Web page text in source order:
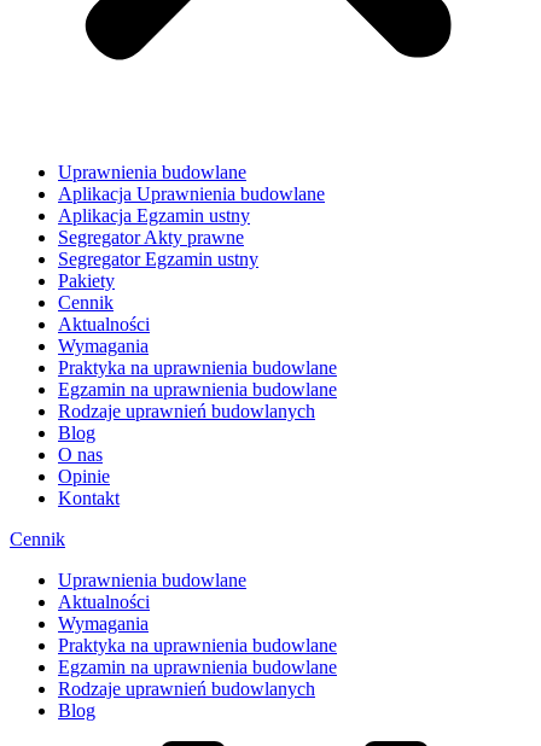
Uprawnienia budowlane
Aplikacja Uprawnienia budowlane
Aplikacja Egzamin ustny
Segregator Akty prawne
Segregator Egzamin ustny
Pakiety
Cennik
Aktualności
Wymagania
Praktyka na uprawnienia budowlane
Egzamin na uprawnienia budowlane
Rodzaje uprawnień budowlanych
Blog
O nas
Opinie
Kontakt
Cennik
Uprawnienia budowlane
Aktualności
Wymagania
Praktyka na uprawnienia budowlane
Egzamin na uprawnienia budowlane
Rodzaje uprawnień budowlanych
Blog